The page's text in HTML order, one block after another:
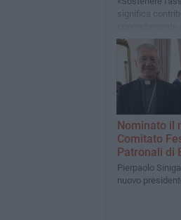
significa
solidarietà e
compiendo
gesto di
generosità»
Nominato il
Comitato
Patronali di
Pierpaolo
nuovo